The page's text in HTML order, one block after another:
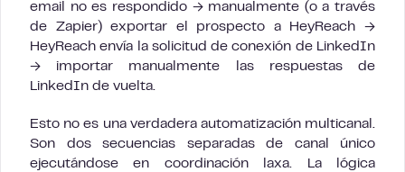
email no es respondido → manualmente (o a través
de Zapier) exportar el prospecto a HeyReach →
HeyReach envía la solicitud de conexión de LinkedIn
→ importar manualmente las respuestas de
LinkedIn de vuelta.
Esto no es una verdadera automatización multicanal.
Son dos secuencias separadas de canal único
ejecutándose en coordinación laxa. La lógica